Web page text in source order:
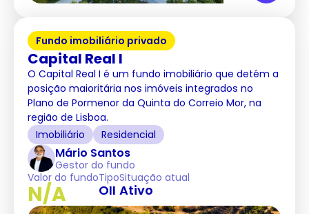
Fundo imobiliário privado
Capital Real I
O Capital Real I é um fundo imobiliário que detém a
posição maioritária nos imóveis integrados no
Plano de Pormenor da Quinta do Correio Mor, na
região de Lisboa.
Imobiliário
Residencial
Mário Santos
Gestor do fundo
Valor do fundo
N/A
Tipo
OII
Situação atual
Ativo